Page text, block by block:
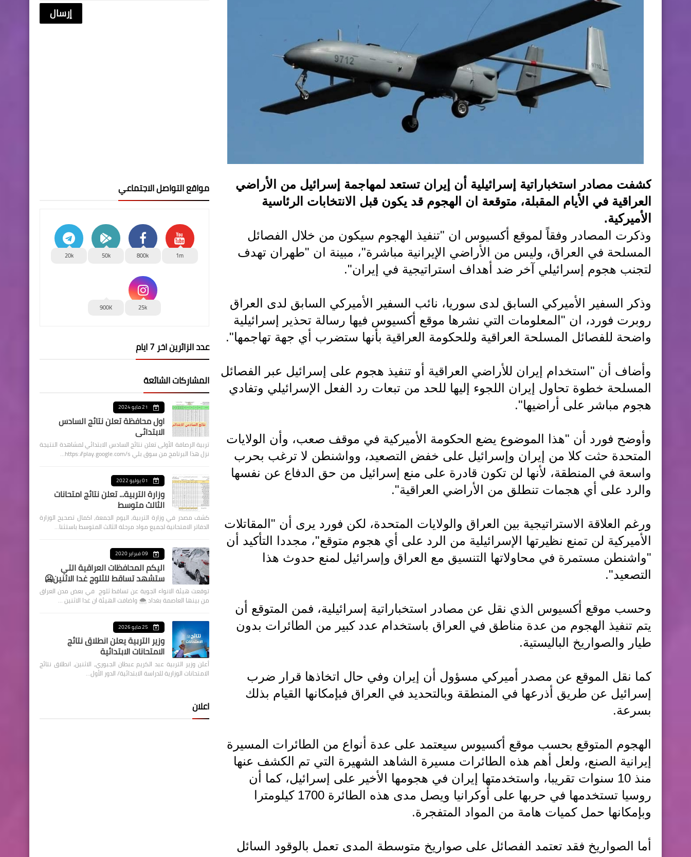
كشفت مصادر استخباراتية إسرائيلية أن إيران تستعد لمهاجمة إسرائيل من الأراضي
العراقية في الأيام المقبلة، متوقعة ان الهجوم قد يكون قبل الانتخابات الرئاسية
الأميركية.
وذكرت المصادر وفقاً لموقع أكسيوس ان "تنفيذ الهجوم سيكون من خلال الفصائل
المسلحة في العراق، وليس من الأراضي الإيرانية مباشرة"، مبينة ان "طهران تهدف
لتجنب هجوم إسرائيلي آخر ضد أهداف استراتيجية في إيران".
وذكر السفير الأميركي السابق لدى سوريا، نائب السفير الأميركي السابق لدى العراق
روبرت فورد، ان "المعلومات التي نشرها موقع أكسيوس فيها رسالة تحذير إسرائيلية
واضحة للفصائل المسلحة العراقية وللحكومة العراقية بأنها ستضرب أي جهة تهاجمها".
وأضاف أن "استخدام إيران للأراضي العراقية أو تنفيذ هجوم على إسرائيل عبر الفصائل
المسلحة خطوة تحاول إيران اللجوء إليها للحد من تبعات رد الفعل الإسرائيلي وتفادي
هجوم مباشر على أراضيها".
وأوضح فورد أن "هذا الموضوع يضع الحكومة الأميركية في موقف صعب، وأن الولايات
المتحدة حثت كلا من إيران وإسرائيل على خفض التصعيد، وواشنطن لا ترغب بحرب
واسعة في المنطقة، لأنها لن تكون قادرة على منع إسرائيل من حق الدفاع عن نفسها
والرد على أي هجمات تنطلق من الأراضي العراقية".
ورغم العلاقة الاستراتيجية بين العراق والولايات المتحدة، لكن فورد يرى أن "المقاتلات
الأميركية لن تمنع نظيرتها الإسرائيلية من الرد على أي هجوم متوقع"، مجددا التأكيد أن
"واشنطن مستمرة في محاولاتها التنسيق مع العراق وإسرائيل لمنع حدوث هذا
التصعيد".
وحسب موقع أكسيوس الذي نقل عن مصادر استخباراتية إسرائيلية، فمن المتوقع أن
يتم تنفيذ الهجوم من عدة مناطق في العراق باستخدام عدد كبير من الطائرات بدون
طيار والصواريخ الباليستية.
كما نقل الموقع عن مصدر أميركي مسؤول أن إيران وفي حال اتخاذها قرار ضرب
إسرائيل عن طريق أذرعها في المنطقة وبالتحديد في العراق فبإمكانها القيام بذلك
بسرعة.
الهجوم المتوقع بحسب موقع أكسيوس سيعتمد على عدة أنواع من الطائرات المسيرة
إيرانية الصنع، ولعل أهم هذه الطائرات مسيرة الشاهد الشهيرة التي تم الكشف عنها
منذ 10 سنوات تقريبا، واستخدمتها إيران في هجومها الأخير على إسرائيل، كما أن
روسيا تستخدمها في حربها على أوكرانيا ويصل مدى هذه الطائرة 1700 كيلومترا
وبإمكانها حمل كميات هامة من المواد المتفجرة.
أما الصواريخ فقد تعتمد الفصائل على صواريخ متوسطة المدى تعمل بالوقود السائل
مواقع التواصل الاجتماعي
1m
800k
50k
20k
25k
900K
عدد الزائرين اخر 7 ايام
المشاركات الشائعة
21 مايو 2024
اول محافظة تعلن نتائج السادس
الابتدائي
تربية الرصافة الأولى تعلن نتائج السادس الابتدائي لمشاهدة النتيجة
نزل هذا البرنامج من سوق بلي https://play.google.com/s…
01 يوليو 2022
وزارة التربية... تعلن نتائج امتحانات
الثالث متوسط
كشف مصدر في وزارة التربية، اليوم الجمعة، اكمال تصحيح الوزارة
الدفاتر الامتحانية لجميع مواد مرحلة الثالث المتوسط باستثنا…
09 فبراير 2020
اليكم المحافظات العراقية التي
ستشهد تساقط للثلوج غدا الاثنين🥶
توقعت هيئة الانواء الجوية عن تساقط ثلوج في بعض مدن العراق
من بينها العاصمة بغداد ⁦🌨️⁩ واضافت الهيئة ان غدا الاثنين …
25 مايو 2026
وزير التربية يعلن انطلاق نتائج
الامتحانات الابتدائية
أعلن وزير التربية عبد الكريم عبطان الجبوري، الاثنين، انطلاق نتائج
الامتحانات الوزارية للدراسة الابتدائية/ الدور الأول…
اعلان